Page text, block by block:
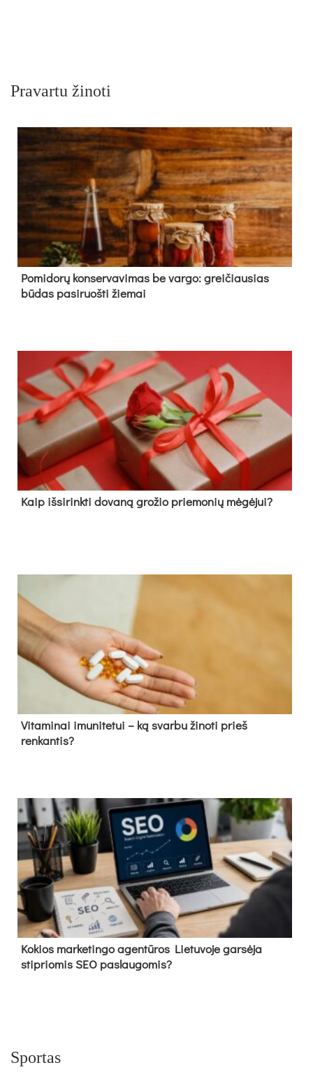
Pravartu žinoti
Pomidorų konservavimas be vargo: greičiausias
būdas pasiruošti žiemai
Kaip išsirinkti dovaną grožio priemonių mėgėjui?
Vitaminai imunitetui – ką svarbu žinoti prieš
renkantis?
Kokios marketingo agentūros Lietuvoje garsėja
stipriomis SEO paslaugomis?
Sportas